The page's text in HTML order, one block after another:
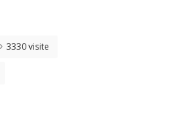
3330 visite